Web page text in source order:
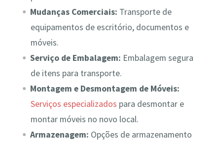
Mudanças Comerciais: Transporte de
equipamentos de escritório, documentos e
móveis.
Serviço de Embalagem: Embalagem segura
de itens para transporte.
Montagem e Desmontagem de Móveis:
Serviços especializados para desmontar e
montar móveis no novo local.
Armazenagem: Opções de armazenamento